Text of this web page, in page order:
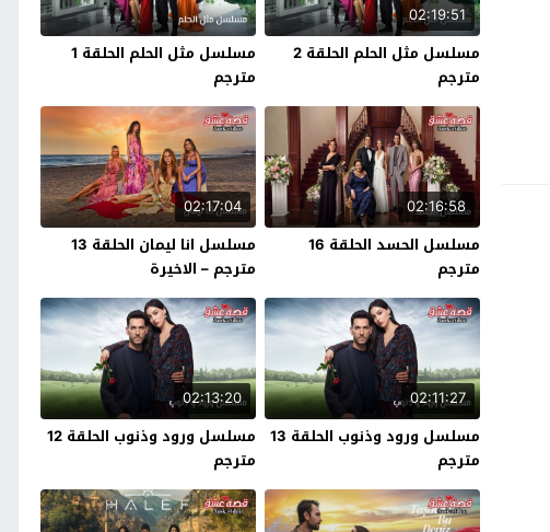
02:19:51
مسلسل مثل الحلم الحلقة 2
مترجم
مسلسل مثل الحلم الحلقة 1
مترجم
02:16:58
مسلسل الحسد الحلقة 16
مترجم
02:17:04
مسلسل انا ليمان الحلقة 13
مترجم – الاخيرة
02:11:27
مسلسل ورود وذنوب الحلقة 13
مترجم
02:13:20
مسلسل ورود وذنوب الحلقة 12
مترجم